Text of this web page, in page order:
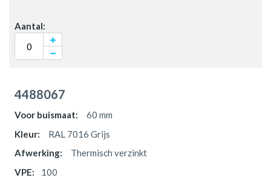
4488067
60 mm
RAL 7016 Grijs
Thermisch verzinkt
100